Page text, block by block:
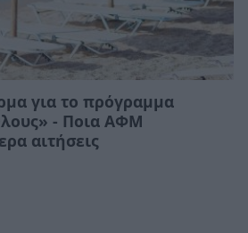
για το πρόγραμμα
- Ποια ΑΦΜ
αιτήσεις